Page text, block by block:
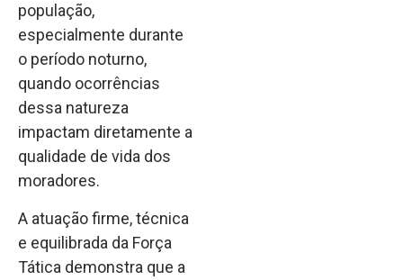
população,
especialmente durante
o período noturno,
quando ocorrências
dessa natureza
impactam diretamente a
qualidade de vida dos
moradores.
A atuação firme, técnica
e equilibrada da Força
Tática demonstra que a